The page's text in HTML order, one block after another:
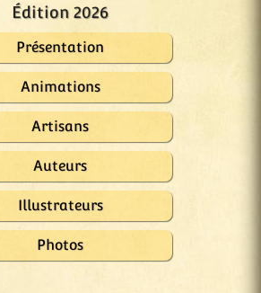
Édition 2026
Présentation
Animations
Artisans
Auteurs
Illustrateurs
Photos